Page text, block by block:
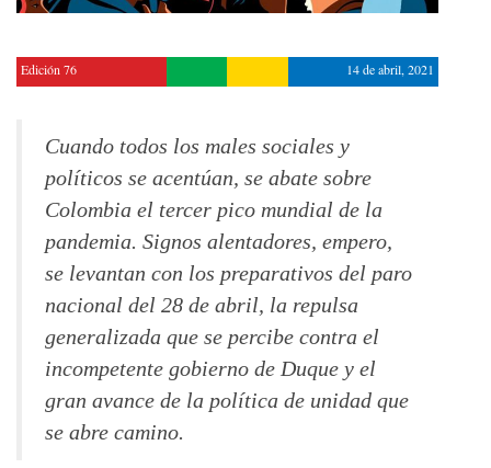
Edición 76 14 de abril, 2021
Cuando todos los males sociales y
políticos se acentúan, se abate sobre
Colombia el tercer pico mundial de la
pandemia. Signos alentadores, empero,
se levantan con los preparativos del paro
nacional del 28 de abril, la repulsa
generalizada que se percibe contra el
incompetente gobierno de Duque y el
gran avance de la política de unidad que
se abre camino.